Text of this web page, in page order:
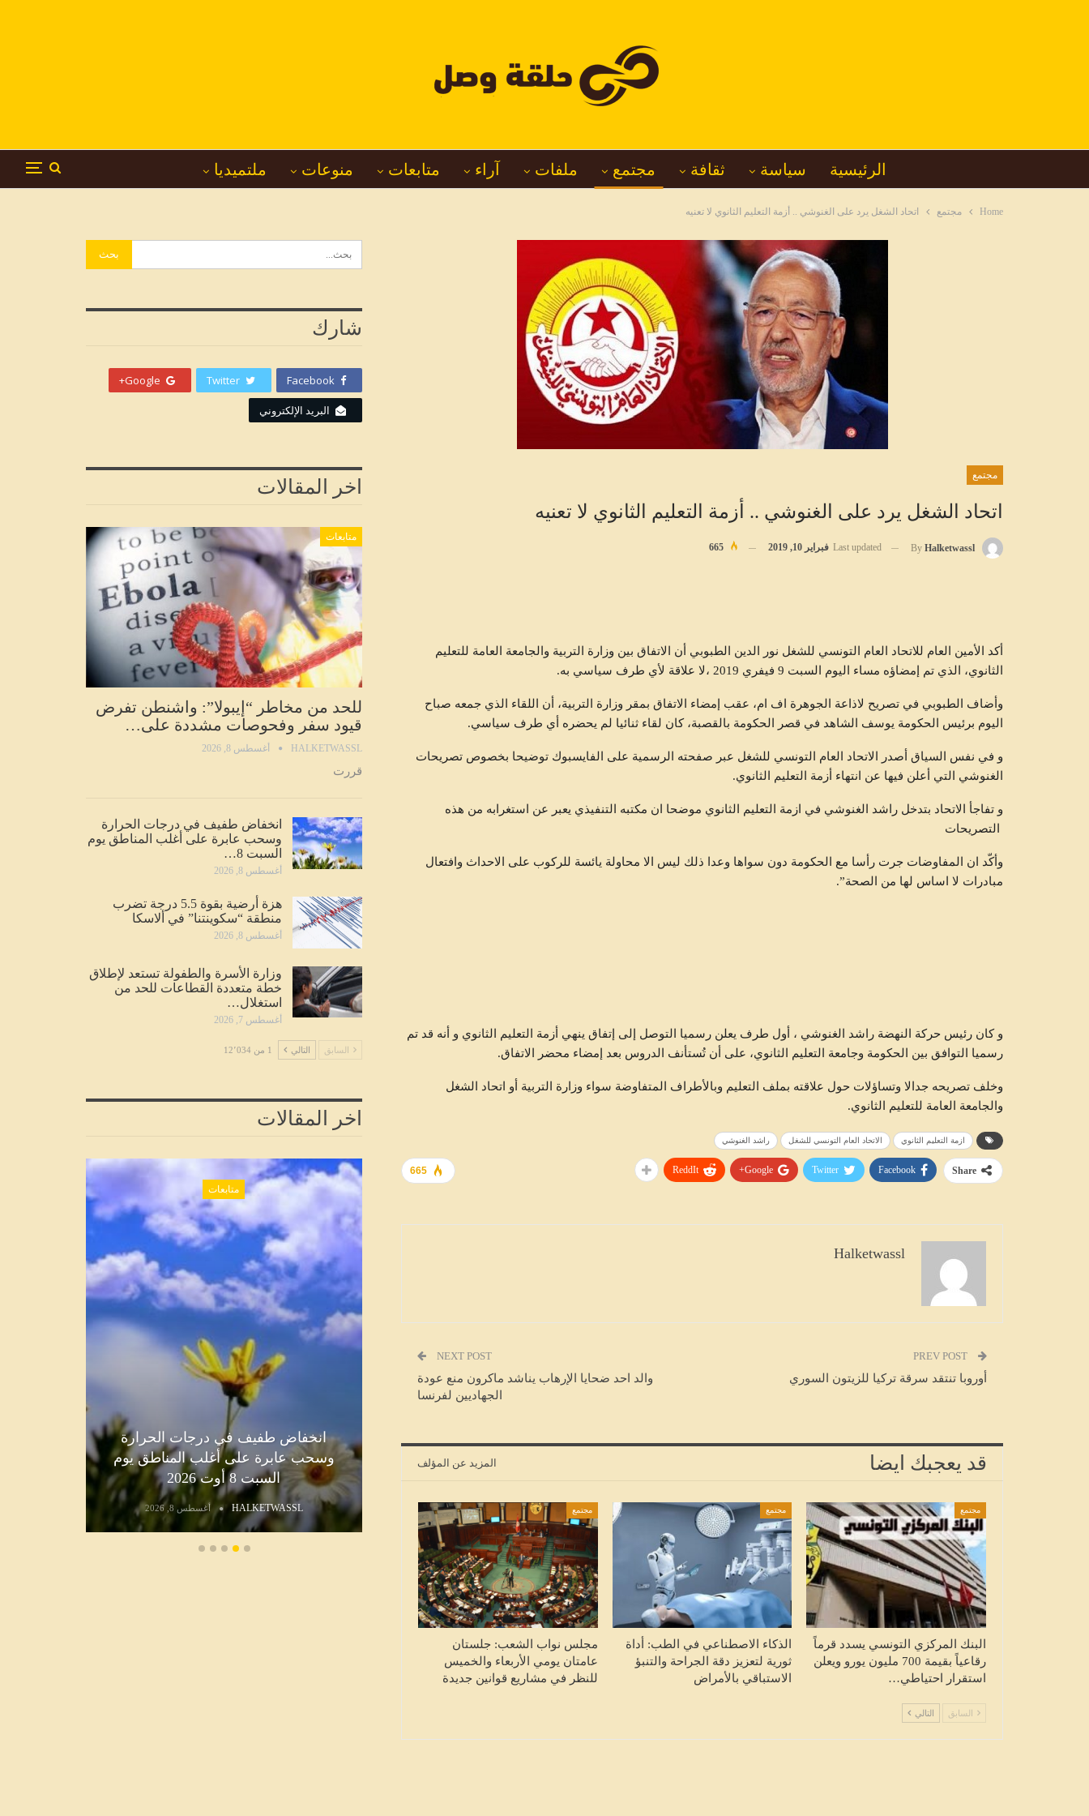
الرئيسية سياسة ثقافة مجتمع ملفات آراء متابعات منوعات ملتميديا
Home مجتمع اتحاد الشغل يرد على الغنوشي .. أزمة التعليم الثانوي لا تعنيه
مجتمع
اتحاد الشغل يرد على الغنوشي .. أزمة التعليم الثانوي لا تعنيه
By Halketwassl
Last updated فبراير 10, 2019 665
أكد الأمین العام للاتحاد العام التونسي للشغل نور الدين الطبوبي أن الاتفاق بین وزارة التربیة والجامعة العامة للتعلیم
الثانوي، الذي تم إمضاؤه مساء الیوم السبت 9 فیفري 2019 ،لا علاقة لأي طرف سیاسي به.
وأضاف الطبوبي في تصريح لاذاعة الجوھرة اف ام، عقب إمضاء الاتفاق بمقر وزارة التربیة، أن اللقاء الذي جمعه صباح
الیوم برئیس الحكومة يوسف الشاھد في قصر الحكومة بالقصبة، كان لقاء ثنائیا لم يحضره أي طرف سیاسي.
و في نفس السياق أصدر الاتحاد العام التونسي للشغل عبر صفحته الرسمية على الفايسبوك توضيحا بخصوص تصريحات
الغنوشي التي أعلن فيها عن انتهاء أزمة التعليم الثانوي.
و تفاجأ الاتحاد بتدخل راشد الغنوشي في ازمة التعليم الثانوي موضحا ان مكتبه التنفيذي يعبر عن استغرابه من هذه
التصريحات
وأكّد ان المفاوضات جرت رأسا مع الحكومة دون سواها وعدا ذلك ليس الا محاولة يائسة للركوب على الاحداث وافتعال
مبادرات لا اساس لها من الصحة”.
و كان رئیس حركة النھضة راشد الغنوشي ، أول طرف يعلن رسمیا التوصل إلى إتفاق ينھي أزمة التعلیم الثانوي و أنه قد تم
رسمیا التوافق بین الحكومة وجامعة التعلیم الثانوي، على أن تُستأنف الدروس بعد إمضاء محضر الاتفاق.
وخلف تصريحه جدالا وتساؤلات حول علاقته بملف التعلیم وبالأطراف المتفاوضة سواء وزارة التربیة أو اتحاد الشغل
والجامعة العامة للتعلیم الثانوي.
ازمة التعليم الثانوي الاتحاد العام التونسي للشغل راشد الغنوشي
665 Share
Facebook
Twitter
Google+
ReddIt
Halketwassl
أوروبا تنتقد سرقة تركيا للزيتون السوري
NEXT POST
والد احد ضحايا الإرهاب يناشد ماكرون منع عودة
الجهاديين لفرنسا
قد يعجبك ايضا المزيد عن المؤلف
مجتمع
البنك المركزي التونسي يسدد قرماً
رقاعياً بقيمة 700 مليون يورو ويعلن
استقرار احتياطي…
مجتمع
الذكاء الاصطناعي في الطب: أداة
ثورية لتعزيز دقة الجراحة والتنبؤ
الاستباقي بالأمراض
مجتمع
مجلس نواب الشعب: جلستان
عامتان يومي الأربعاء والخميس
للنظر في مشاريع قوانين جديدة
السابق التالي
شارك
Facebook
Twitter
Google+
البريد الإلكتروني
اخر المقالات
متابعات
للحد من مخاطر “إيبولا”: واشنطن تفرض
قيود سفر وفحوصات مشددة على…
HALKETWASSL أغسطس 8, 2026
قررت
انخفاض طفيف في درجات الحرارة
وسحب عابرة على أغلب المناطق يوم
السبت 8…
أغسطس 8, 2026
هزة أرضية بقوة 5.5 درجة تضرب
منطقة “سكوينتنا” في ألاسكا
أغسطس 8, 2026
وزارة الأسرة والطفولة تستعد لإطلاق
خطة متعددة القطاعات للحد من
استغلال…
أغسطس 7, 2026
السابق التالي 1 من 12٬034
اخر المقالات
عقب الاستماع إليها في ملف يتعلق
HALKETWASSL أغسطس 7, 2026
للحد من مخاطر “إيبولا”: واشنطن تفرض
HALKETWASSL أغسطس 8, 2026
متابعات
انخفاض طفيف في درجات الحرارة
وسحب عابرة على أغلب المناطق يوم
السبت 8 أوت 2026
HALKETWASSL أغسطس 8, 2026